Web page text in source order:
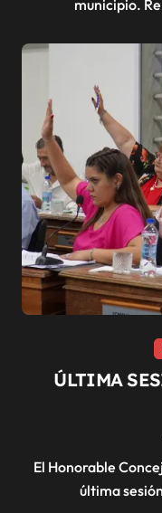
municipio.
ÚLTIMA
El Honorable Concejo Deliberante de Merlo realizó la
última